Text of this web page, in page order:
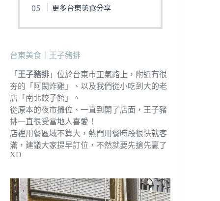
更多台東美食分享
台東美食｜王子豬排
「 王子豬排 」位於台東市正氣路上，附近有很
夯的「阿閎炸雞」、以及我們從小吃到大的老
店「南北餃子館」。
從原本的夜市攤位、一直到開了店面，王子豬
排一直很受當地人喜愛！
店裡用餐區域不算大，熱門用餐時段很快就客
滿，建議大家提早訂位，不然就要先搶先贏了
XD